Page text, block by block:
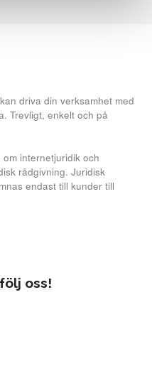
driva din verksamhet med
Trevligt, enkelt och på
internetjuridik och
rådgivning. Juridisk
endast till kunder till
oss!